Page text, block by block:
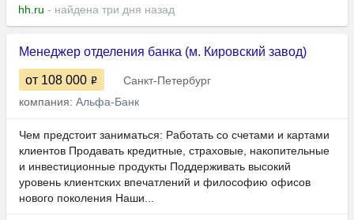
hh.ru - найдена три дня назад
Менеджер отделения банка (м. Кировский завод)
от 108 000
Санкт-Петербург
компания: Альфа-Банк
Чем предстоит заниматься: Работать со счетами и картами
клиентов Продавать кредитные, страховые, накопительные
и инвестиционные продукты Поддерживать высокий
уровень клиентских впечатлений и философию офисов
нового поколения Наши...